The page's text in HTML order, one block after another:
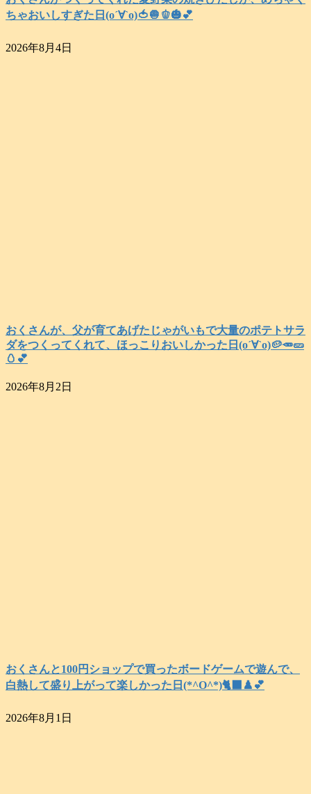
ちゃおいしすぎた日(о´∀`о)🍅🧅🫑🎃💕
2026年8月4日
おくさんが、父が育てあげたじゃがいもで大量のポテトサラ
ダをつくってくれて、ほっこりおいしかった日(о´∀`о)🥔🥕🥒
🥚💕
2026年8月2日
おくさんと100円ショップで買ったボードゲームで遊んで、
白熱して盛り上がって楽しかった日(*^O^*)🐈‍⬛♟️💕
2026年8月1日